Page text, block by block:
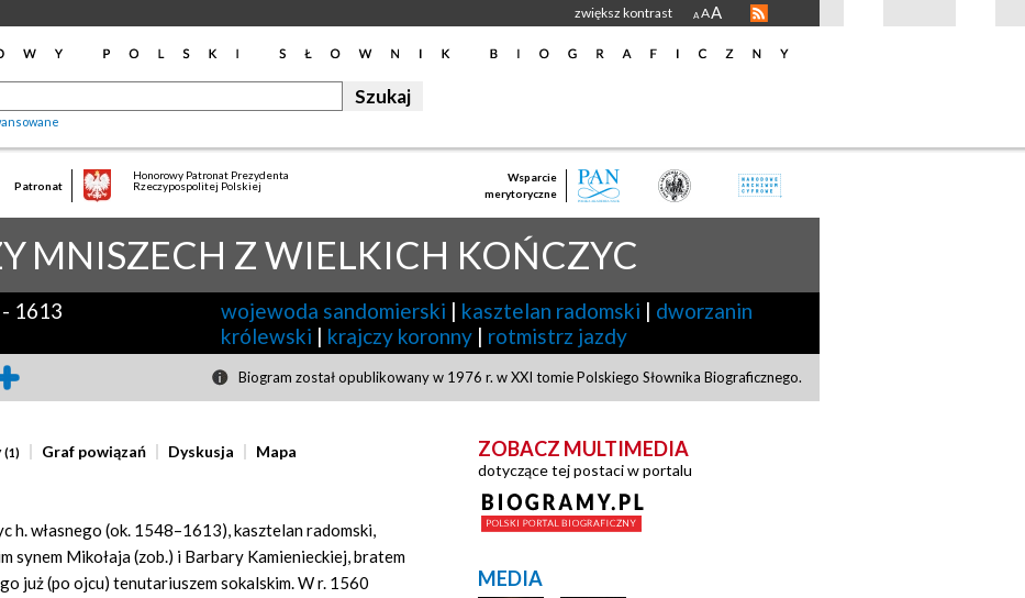
zwiększ kontrast A AA
Patronat
Honorowy Patronat Prezydenta
Rzeczypospolitej Polskiej
Wsparcie
merytoryczne
MNISZECH Z WIELKICH KOŃCZYC
- 1613 wojewoda sandomierski | kasztelan radomski | dworzanin
królewski | krajczy koronny | rotmistrz jazdy
Biogram został opublikowany w 1976 r. w XXI tomie Polskiego Słownika Biograficznego.
(1) Graf powiązań Dyskusja Mapa
h. własnego (ok. 1548–1613), kasztelan radomski,
synem Mikołaja (zob.) i Barbary Kamienieckiej, bratem
już (po ojcu) tenutariuszem sokalskim. W r. 1560
ZOBACZ MULTIMEDIA
dotyczące tej postaci w portalu
MEDIA